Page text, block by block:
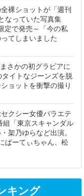
裸ショットが「週刊
なっていた写真集
定で発売～「今の私
てしまいました
さかの初グラビアに
イトなジーンズを脱
ョットを衝撃の撮り
クシー女優バラエテ
組「東京スキャンダル
架乃ゆらなど出演。
ぱーてぃちゃん、松
キング